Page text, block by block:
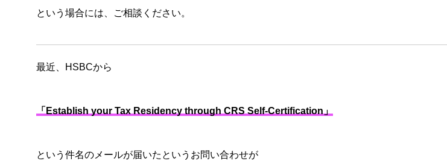
という場合には、ご相談ください。
最近、HSBCから
「 Establish your Tax Residency through CRS Self-Certification」
という件名のメールが届いたというお問い合わせが